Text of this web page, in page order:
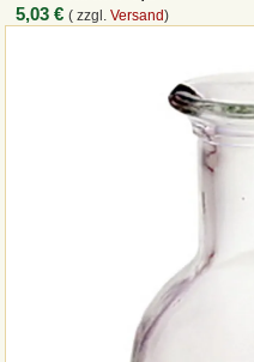
5,03 € ( zzgl.Versand)